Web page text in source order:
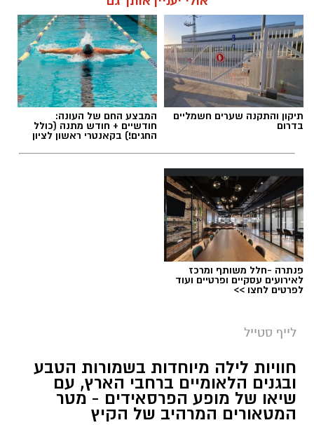
תיקון והתקנה שערים חשמליים
בדרום
המבצע החם של העונה:
חודשיים + חודש מתנה (כולל
החגים!) בקאנטרי ראשון לציון
פנתרה -חלל משותף ומרכז
לאירועים עסקיים ופרטיים ועוד
לפרטים לחצו >>
לייף סטייל
חוויות לילה מיוחדות בשמורות הטבע
ובגנים הלאומיים ברחבי הארץ, עם
שיאו של מופע הפרסאידים - מטר
המטאורים המרהיב של הקיץ